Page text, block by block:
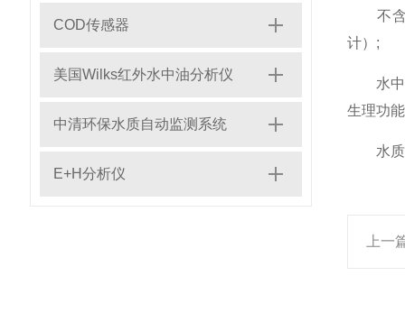
COD传感器
美国Wilks红外水中油分析仪
中清环保水质自动监测系统
E+H分析仪
不含有
计）;
水中的
生理功
水质检
上一